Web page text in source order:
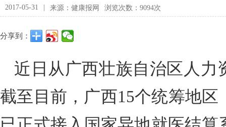
2017-05-31 来源：健康报网 浏览次数：9094次
分享到：
近日从广西壮族自治区人力
截至目前，广西15个统筹地